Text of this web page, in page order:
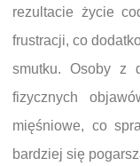
rezultacie życie
frustracji, co
smutku. Osoby z
fizycznych
mięśniowe, co
bardziej się